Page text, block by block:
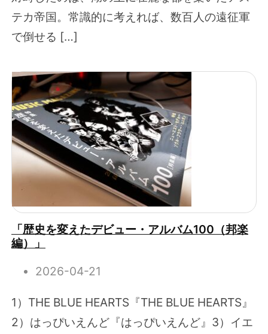
テカ帝国。常識的に考えれば、数百人の遠征軍
で倒せる […]
「歴史を変えたデビュー・アルバム100（邦楽
編）」
2026-04-21
1）THE BLUE HEARTS『THE BLUE HEARTS』
2）はっぴいえんど『はっぴいえんど』3）イエ